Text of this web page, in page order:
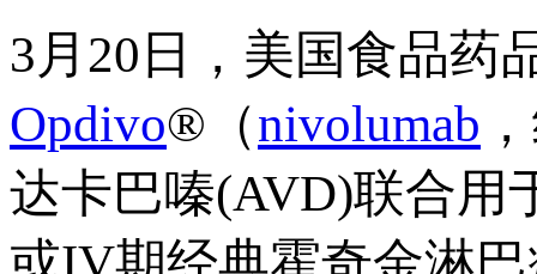
3月20日，美国食品药
Opdivo®（nivolumab
达卡巴嗪(AVD)联合用
或IV期经典霍奇金淋